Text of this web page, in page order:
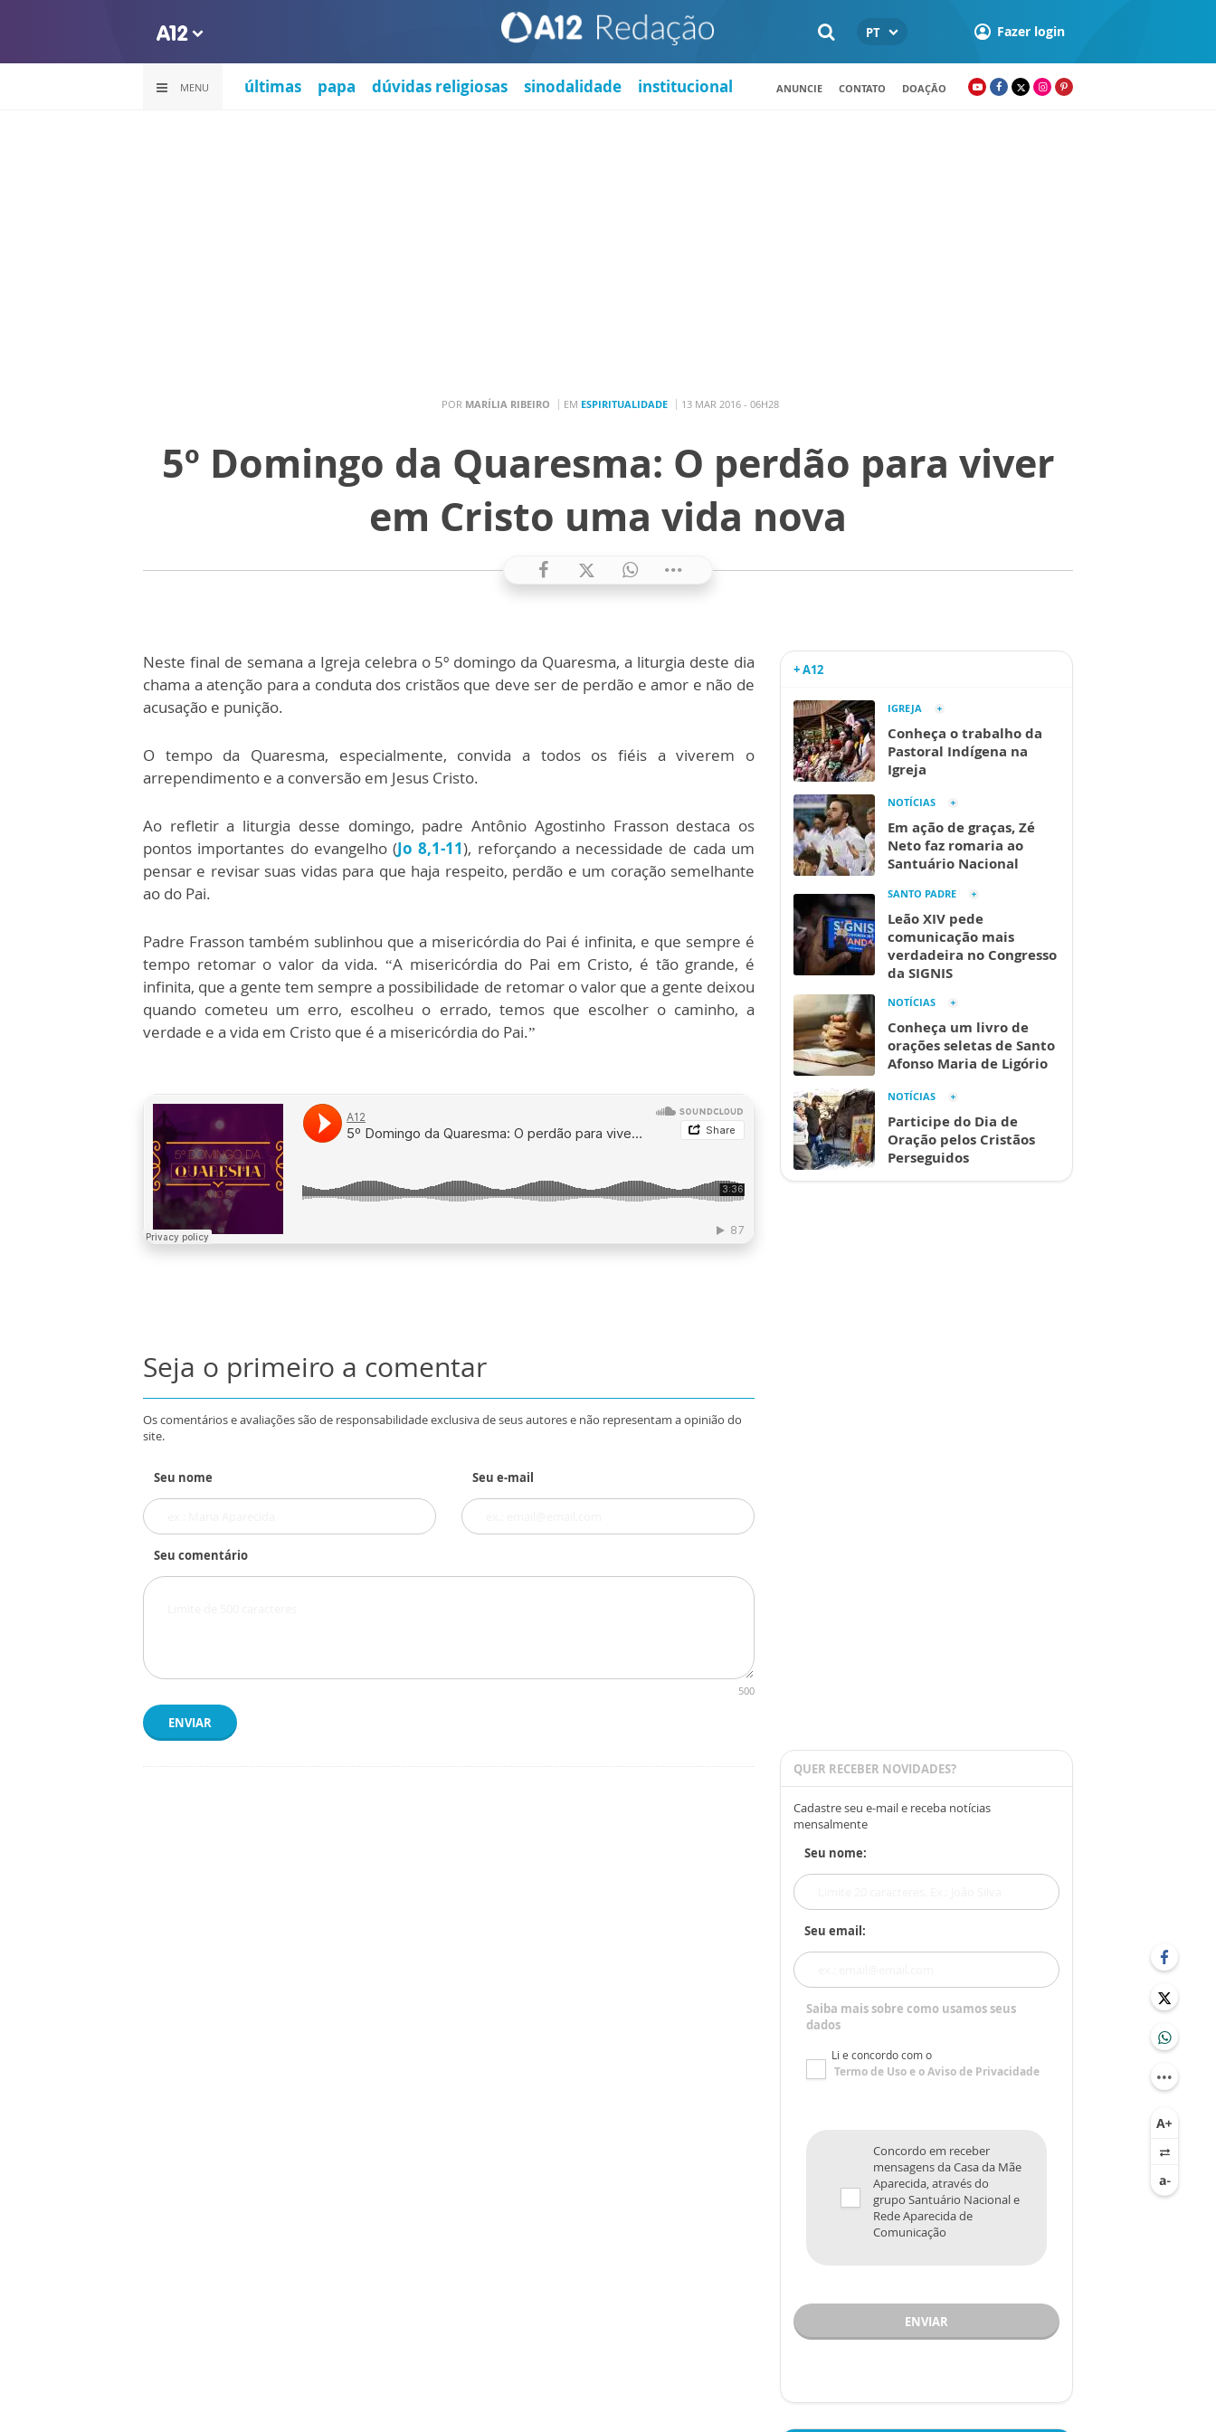
PT Fazer login
MENU últimas papa dúvidas religiosas sinodalidade institucional ANUNCIE CONTATO DOAÇÃO
POR MARÍLIA RIBEIRO EM ESPIRITUALIDADE 13 MAR 2016 - 06H28
5º Domingo da Quaresma: O perdão para viver
em Cristo uma vida nova
Neste final de semana a Igreja celebra o 5º domingo da Quaresma, a liturgia deste dia
chama a atenção para a conduta dos cristãos que deve ser de perdão e amor e não de
acusação e punição.
O tempo da Quaresma, especialmente, convida a todos os fiéis a viverem o
arrependimento e a conversão em Jesus Cristo.
Ao refletir a liturgia desse domingo, padre Antônio Agostinho Frasson destaca os
pontos importantes do evangelho (Jo 8,1-11), reforçando a necessidade de cada um
pensar e revisar suas vidas para que haja respeito, perdão e um coração semelhante
ao do Pai.
Padre Frasson também sublinhou que a misericórdia do Pai é infinita, e que sempre é
tempo retomar o valor da vida. “A misericórdia do Pai em Cristo, é tão grande, é
infinita, que a gente tem sempre a possibilidade de retomar o valor que a gente deixou
quando cometeu um erro, escolheu o errado, temos que escolher o caminho, a
verdade e a vida em Cristo que é a misericórdia do Pai.”
Seja o primeiro a comentar
Os comentários e avaliações são de responsabilidade exclusiva de seus autores e não representam a opinião do
site.
Seu nome Seu e-mail
Seu comentário
500
ENVIAR
+ A12
IGREJA
Conheça o trabalho da
Pastoral Indígena na
Igreja
NOTÍCIAS
Em ação de graças, Zé
Neto faz romaria ao
Santuário Nacional
SANTO PADRE
Leão XIV pede
comunicação mais
verdadeira no Congresso
da SIGNIS
NOTÍCIAS
Conheça um livro de
orações seletas de Santo
Afonso Maria de Ligório
NOTÍCIAS
Participe do Dia de
Oração pelos Cristãos
Perseguidos
QUER RECEBER NOVIDADES?
Cadastre seu e-mail e receba notícias
mensalmente
Seu nome:
Seu email:
Saiba mais sobre como usamos seus
dados
Li e concordo com o
Termo de Usoe oAviso de Privacidade
Concordo em receber
mensagens da Casa da Mãe
Aparecida, através do
grupo Santuário Nacional e
Rede Aparecida de
Comunicação
ENVIAR